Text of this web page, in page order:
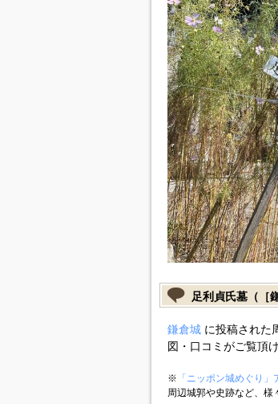
足利貞氏墓（［
鎌倉城に投稿された
図・口コミがご覧頂け
※ 「ニッポン城めぐり」
周辺城郭や史跡など、様